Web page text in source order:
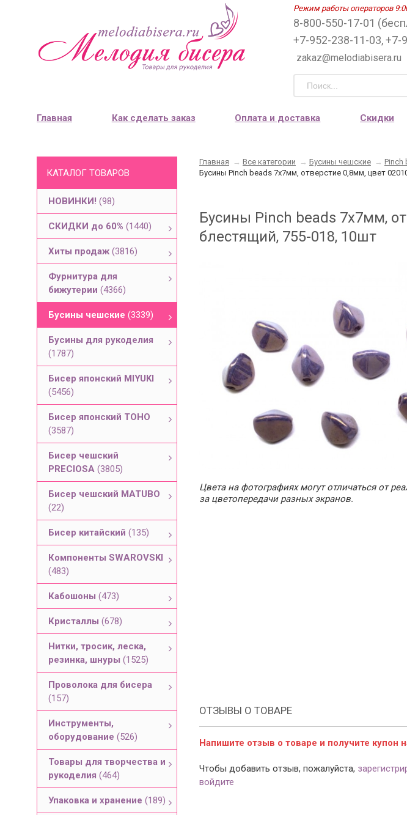
Режим работы операторов
8-800-550-17-01
+7-952-238-11-03, +7-
zakaz@melodiabisera.ru
Главная Как сделать заказ Оплата и доставка Скидки
КАТАЛОГ ТОВАРОВ
НОВИНКИ! (98)
СКИДКИ до 60% (1440)
Хиты продаж (3816)
Фурнитура для
бижутерии (4366)
Бусины чешские (3339)
Бусины для рукоделия
(1787)
Бисер японский MIYUKI
(5456)
Бисер японский TOHO
(3587)
Бисер чешский
PRECIOSA (3805)
Бисер чешский MATUBO
(22)
Бисер китайский (135)
Компоненты SWAROVSKI
(483)
Кабошоны (473)
Кристаллы (678)
Нитки, тросик, леска,
резинка, шнуры (1525)
Проволока для бисера
(157)
Инструменты,
оборудование (526)
Товары для творчества и
рукоделия (464)
Упаковка и хранение (189)
Главная → Все категории → Бусины чешские → Pinch
Бусины Pinch beads 7х7мм, отверстие 0,8мм, цвет
Бусины Pinch beads 7х7мм,
блестящий, 755-018, 10шт
Цвета на фотографиях могут отличаться от
за цветопередачи разных экранов.
ОТЗЫВЫ О ТОВАРЕ
Напишите отзыв о товаре и получите купон
Чтобы добавить отзыв, пожалуйста,
войдите